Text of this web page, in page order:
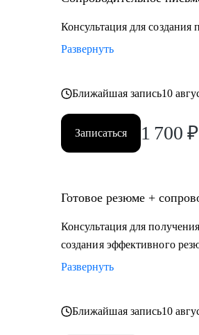
• медицина (не фарма)
• образование
• бьюти-индустрия
• административный
• продажи
• спорт
• HoReCa (индустрия
Консультация для
Развернуть
Ближайшая запись10
Записаться 1 700 ₽
Готовое резюме +
Консультация для
создания эффективного
Развернуть
Ближайшая запись10